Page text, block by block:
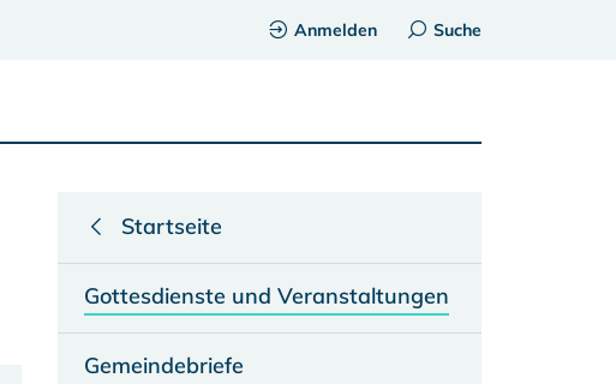
Anmelden Suche
Startseite
Gottesdienste und Veranstaltungen
Gemeindebriefe